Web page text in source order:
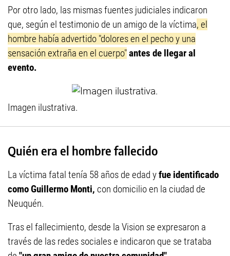
Por otro lado, las mismas fuentes judiciales indicaron
que, según el testimonio de un amigo de la víctima, el
hombre había advertido "dolores en el pecho y una
sensación extraña en el cuerpo"antes de llegar al
evento.
Imagen ilustrativa.
Quién era el hombre fallecido
La víctima fatal tenía 58 años de edad yfue identificado
como Guillermo Monti, con domicilio en la ciudad de
Neuquén.
Tras el fallecimiento, desde la Vision se expresaron a
través de las redes sociales e indicaron que se trataba